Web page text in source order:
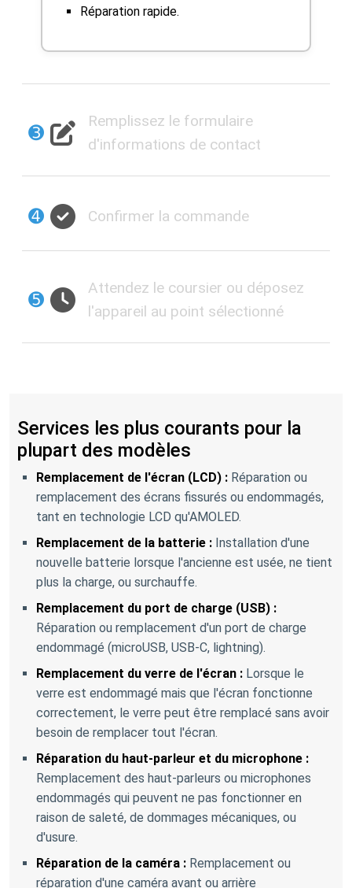
Réparation rapide.
➌
Remplissez le formulaire
d'informations de contact
➍ Confirmer la commande
➎
Attendez le coursier ou déposez
l'appareil au point sélectionné
Services les plus courants pour la
plupart des modèles
Remplacement de l'écran (LCD) : Réparation ou
remplacement des écrans fissurés ou endommagés,
tant en technologie LCD qu'AMOLED.
Remplacement de la batterie : Installation d'une
nouvelle batterie lorsque l'ancienne est usée, ne tient
plus la charge, ou surchauffe.
Remplacement du port de charge (USB) :
Réparation ou remplacement d'un port de charge
endommagé (microUSB, USB-C, lightning).
Remplacement du verre de l'écran : Lorsque le
verre est endommagé mais que l'écran fonctionne
correctement, le verre peut être remplacé sans avoir
besoin de remplacer tout l'écran.
Réparation du haut-parleur et du microphone :
Remplacement des haut-parleurs ou microphones
endommagés qui peuvent ne pas fonctionner en
raison de saleté, de dommages mécaniques, ou
d'usure.
Réparation de la caméra : Remplacement ou
réparation d'une caméra avant ou arrière